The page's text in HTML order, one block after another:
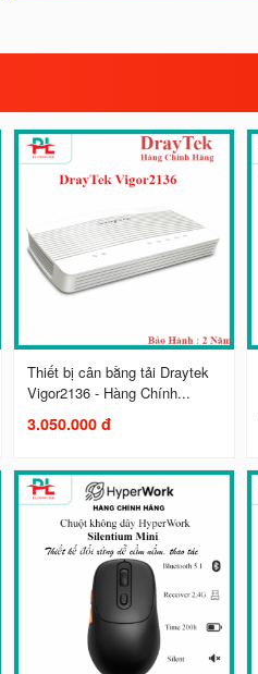
Thiết bị cân bằng tải Draytek
Vigor2136 - Hàng Chính...
3.050.000 đ